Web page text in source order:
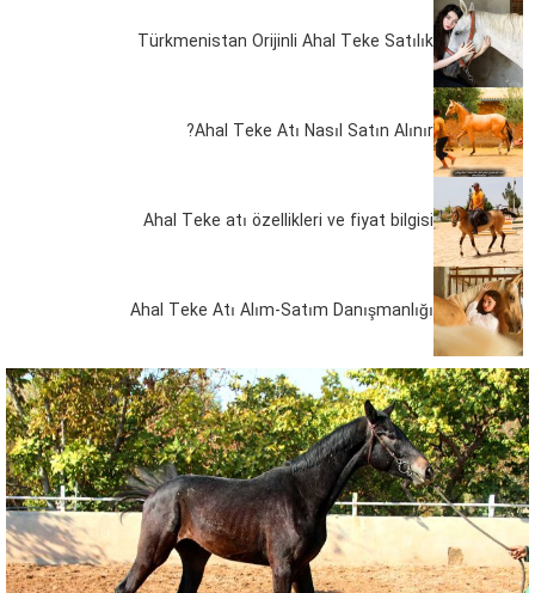
Türkmenistan Orijinli Ahal Teke Satılık
Ahal Teke Atı Nasıl Satın Alınır?
Ahal Teke atı özellikleri ve fiyat bilgisi
Ahal Teke Atı Alım-Satım Danışmanlığı